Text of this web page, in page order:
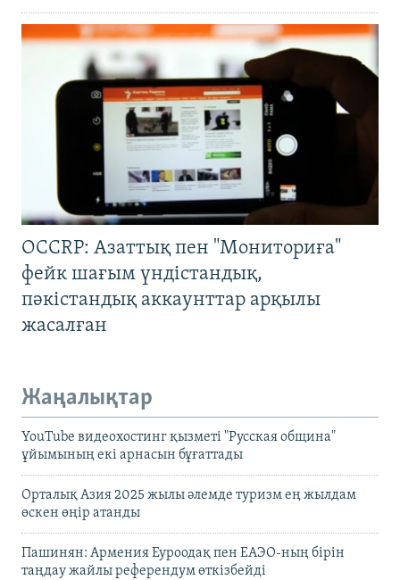
OCCRP: Азаттық пен "Мониториға"
фейк шағым үндістандық,
пәкістандық аккаунттар арқылы
жасалған
Жаңалықтар
YouTube видеохостинг қызметі "Русская община"
ұйымының екі арнасын бұғаттады
Орталық Азия 2025 жылы әлемде туризм ең жылдам
өскен өңір атанды
Пашинян: Армения Еуроодақ пен ЕАЭО-ның бірін
таңдау жайлы референдум өткізбейді